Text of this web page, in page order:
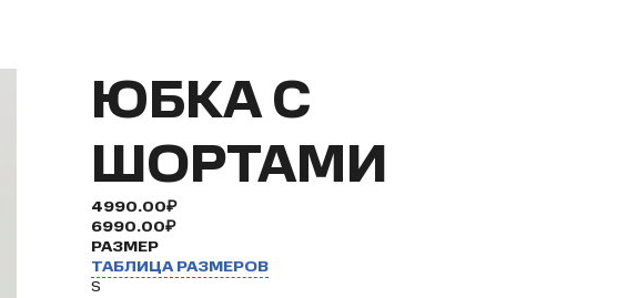
ЮБКА С
ШОРТАМИ
4990.00₽
6990.00₽
РАЗМЕР
ТАБЛИЦА РАЗМЕРОВ
S